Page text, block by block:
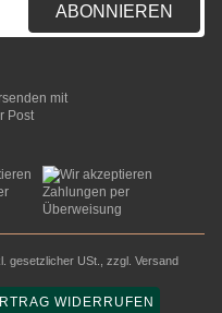
ABONNIEREN
gesetzlicher USt., zzgl. Versand
WIDERRUFEN